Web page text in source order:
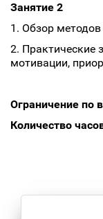
Занятие 2
1. Обзор
2. Практические
мотивации,
Ограничение по
Количество